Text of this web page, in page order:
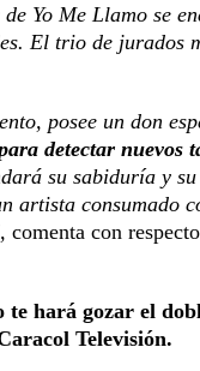
Yo Me Llamo se
El trio de jurados
posee un don
detectar nuevos
su sabiduría y
artista consumado
comenta con
hará gozar el
Televisión.